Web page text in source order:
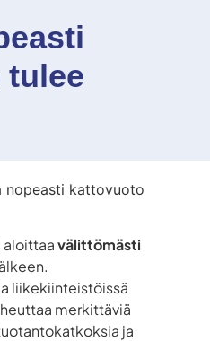
nopeasti kattovuoto
aloittaavälittömästi
liikekiinteistöissä
merkittäviä
ja